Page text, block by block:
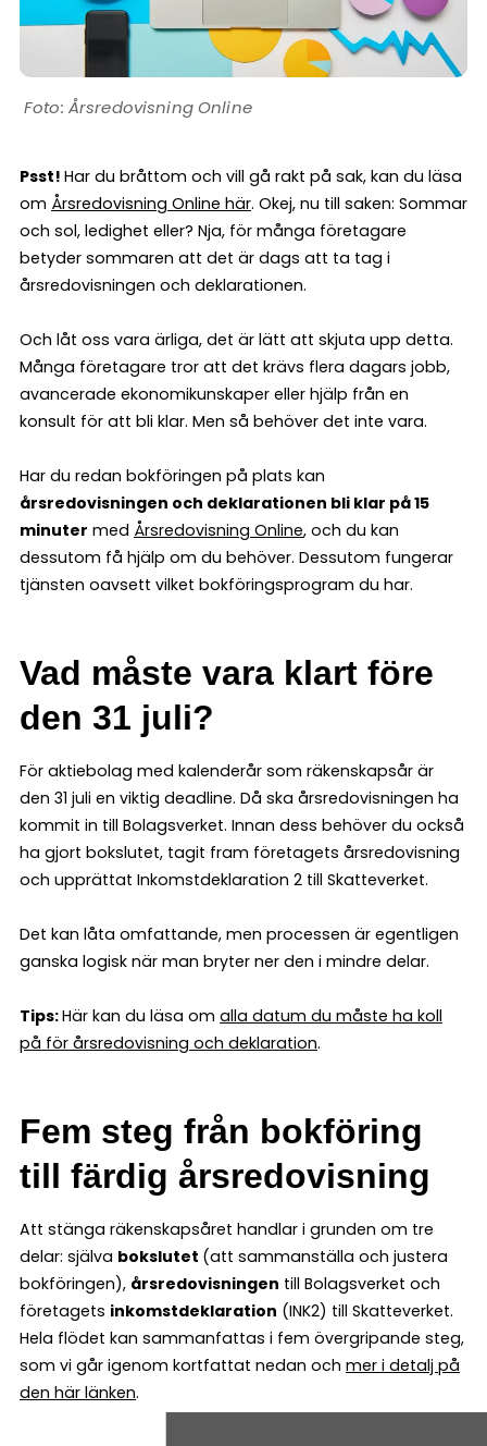
Årsredovisning Online
Psst! Har du bråttom och vill gå rakt på sak, kan du läsa
om Årsredovisning Online här. Okej, nu till saken: Sommar
och sol, ledighet eller? Nja, för många företagare
betyder sommaren att det är dags att ta tag i
årsredovisningen och deklarationen.
Och låt oss vara ärliga, det är lätt att skjuta upp detta.
Många företagare tror att det krävs flera dagars jobb,
avancerade ekonomikunskaper eller hjälp från en
konsult för att bli klar. Men så behöver det inte vara.
Har du redan bokföringen på plats kan
årsredovisningen och deklarationen bli klar på 15
minuter med Årsredovisning Online, och du kan
dessutom få hjälp om du behöver. Dessutom fungerar
tjänsten oavsett vilket bokföringsprogram du har.
Vad måste vara klart före
den 31 juli?
För aktiebolag med kalenderår som räkenskapsår är
den 31 juli en viktig deadline. Då ska årsredovisningen ha
kommit in till Bolagsverket. Innan dess behöver du också
ha gjort bokslutet, tagit fram företagets årsredovisning
och upprättat Inkomstdeklaration 2 till Skatteverket.
Det kan låta omfattande, men processen är egentligen
ganska logisk när man bryter ner den i mindre delar.
Tips:Här kan du läsa om alla datum du måste ha koll
på för årsredovisning och deklaration.
Fem steg från bokföring
till färdig årsredovisning
Att stänga räkenskapsåret handlar i grunden om tre
delar: själva bokslutet (att sammanställa och justera
bokföringen), årsredovisningen till Bolagsverket och
företagets inkomstdeklaration (INK2) till Skatteverket.
Hela flödet kan sammanfattas i fem övergripande steg,
som vi går igenom kortfattat nedan och mer i detalj på
den här länken.